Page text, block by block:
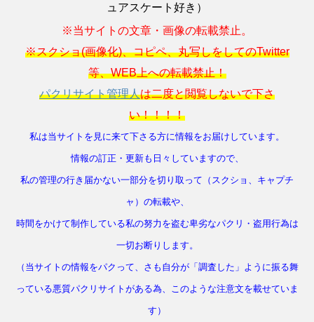
ュアスケート好き）
※当サイトの文章・画像の転載禁止。
※スクショ(画像化)、コピペ、丸写しをしてのTwitter
等、WEB上への転載禁止！
パクリサイト管理人は二度と閲覧しないで下さ
い！！！！
私は当サイトを見に来て下さる方に情報をお届けしています。
情報の訂正・更新も日々していますので、
私の管理の行き届かない一部分を切り取って（スクショ、キャプチ
ャ）の転載や、
時間をかけて制作している私の努力を盗む卑劣なパクリ・盗用行為は
一切お断りします。
（当サイトの情報をパクって、さも自分が「調査した」ように振る舞
っている悪質パクリサイトがある為、このような注意文を載せていま
す）